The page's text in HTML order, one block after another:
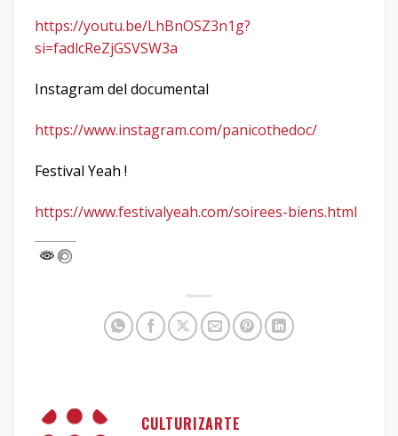
https://youtu.be/LhBnOSZ3n1g?
si=fadlcReZjGSVSW3a
Instagram del documental
https://www.instagram.com/panicothedoc/
Festival Yeah !
https://www.festivalyeah.com/soirees-biens.html
CULTURIZARTE